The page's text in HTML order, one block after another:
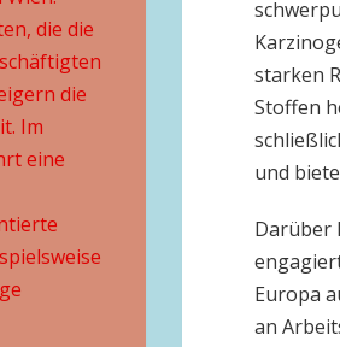
die die
die
Im
eine
starken
Stoffen
und
Darüber
Europa
an